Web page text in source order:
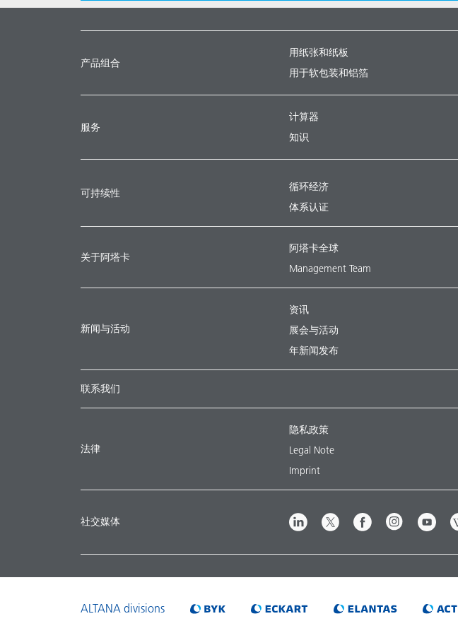
产品组合
用纸张和纸板
用于软包装和铝箔
服务
计算器
知识
可持续性
循环经济
体系认证
关于阿塔卡
阿塔卡全球
Management Team
新闻与活动
资讯
展会与活动
年新闻发布
联系我们
法律
隐私政策
Legal Note
Imprint
社交媒体
ALTANA divisions